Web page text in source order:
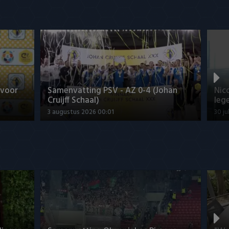
Samenvatting PSV - AZ 0-4 (Johan
Cruijff Schaal)
3 augustus 2026 00:01 30